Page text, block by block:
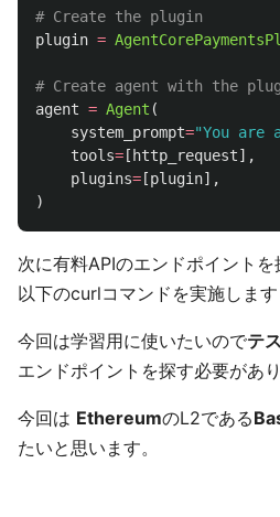
plugin =
agent = Agent (
system_prompt="You are
tools= [ http_request],
plugins= [plugin],
)
次に有料APIのエンドポイント
以下のcurlコマンドを実施します
今回は学習用に使いたいのでテ
エンドポイントを探す必要があ
今回は EthereumのL2である
たいと思います。